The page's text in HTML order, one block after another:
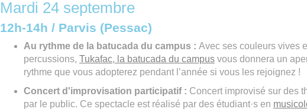
Mardi 24 septembre
12h-14h / Parvis (Pessac)
Au rythme de la batucada du campus : Avec ses couleurs vives
percussions, Tukafac, la batucada du campusvous donnera un
rythme que vous adopterez pendant l’année si vous les rejoignez !
Concert d'improvisation participatif : Concert improvisé sur des
par le public. Ce spectacle est réalisé par des étudiant·s en